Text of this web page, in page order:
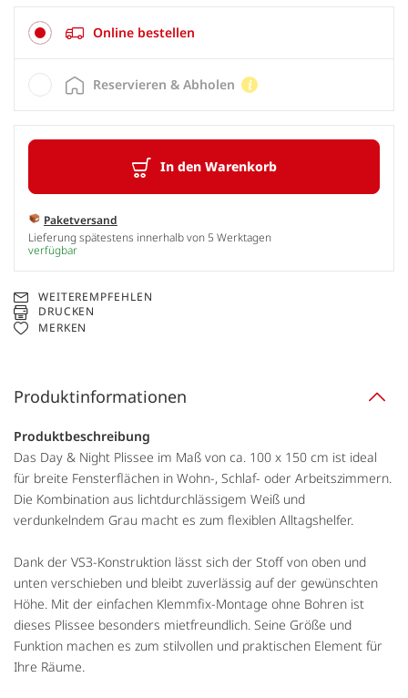
Online bestellen
In den Warenkorb
Paketversand
Lieferung spätestens innerhalb von 5 Werktagen
verfügbar
Reservieren & Abholen
WEITEREMPFEHLEN
DRUCKEN
MERKEN
Produktinformationen
Produktbeschreibung
Das Day & Night Plissee im Maß von ca. 100 x 150 cm ist ideal
für breite Fensterflächen in Wohn-, Schlaf- oder Arbeitszimmern.
Die Kombination aus lichtdurchlässigem Weiß und
verdunkelndem Grau macht es zum flexiblen Alltagshelfer.
Dank der VS3-Konstruktion lässt sich der Stoff von oben und
unten verschieben und bleibt zuverlässig auf der gewünschten
Höhe. Mit der einfachen Klemmfix-Montage ohne Bohren ist
dieses Plissee besonders mietfreundlich. Seine Größe und
Funktion machen es zum stilvollen und praktischen Element für
Ihre Räume.